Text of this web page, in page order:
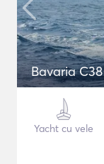
Bavaria C38
Yacht cu vele